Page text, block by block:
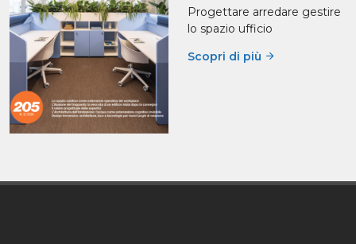
Progettare arredare gestire
lo spazio ufficio
Scopri di più